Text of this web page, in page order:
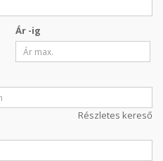
Ár -ig
Részletes kereső